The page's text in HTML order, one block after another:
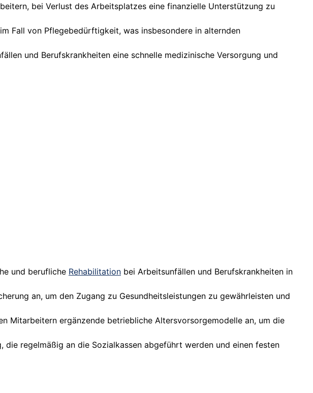
bei Verlust des Arbeitsplatzes eine finanzielle Unterstützung zu
Fall von Pflegebedürftigkeit, was insbesondere in alternden
und Berufskrankheiten eine schnelle medizinische Versorgung und
und berufliche Rehabilitation bei Arbeitsunfällen und Berufskrankheiten in
an, um den Zugang zu Gesundheitsleistungen zu gewährleisten und
Mitarbeitern ergänzende betriebliche Altersvorsorgemodelle an, um die
regelmäßig an die Sozialkassen abgeführt werden und einen festen